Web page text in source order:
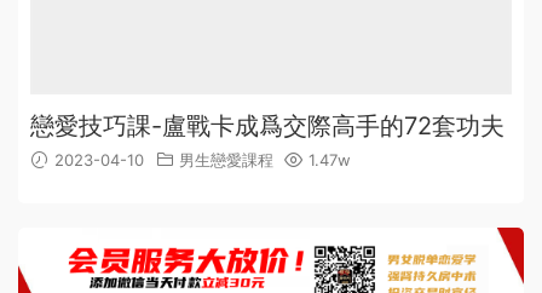
戀愛技巧課-盧戰卡成爲交際高手的72套功夫
2023-04-10 男生戀愛課程 1.47w